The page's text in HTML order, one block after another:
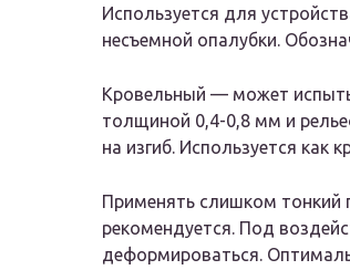
Используется для
несъемной опалубки.
Кровельный — может
толщиной 0,4-0,8 мм и
на изгиб. Используется
Применять слишком
рекомендуется. Под
деформироваться.